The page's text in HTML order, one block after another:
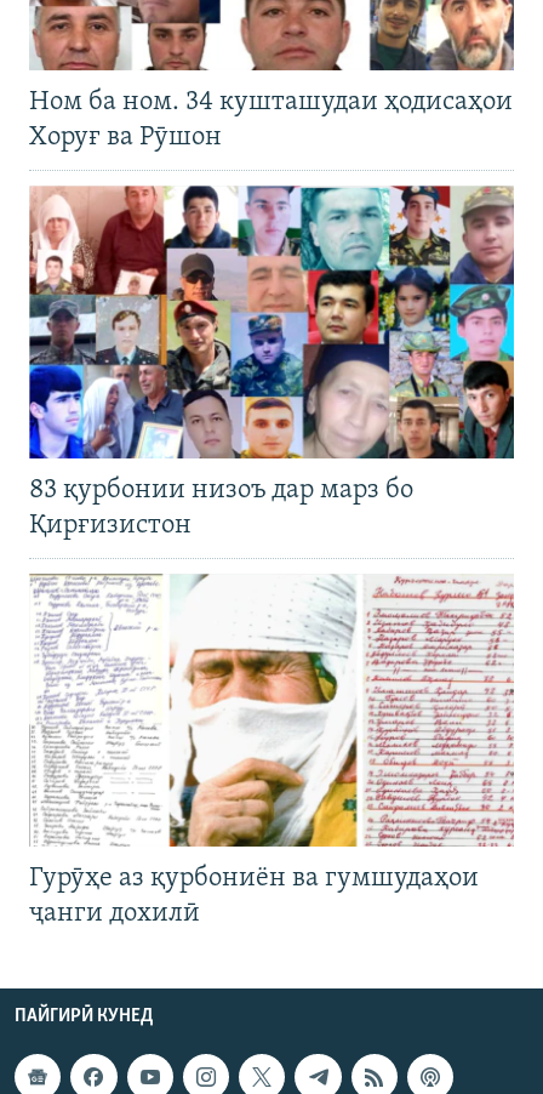
Ном ба ном. 34 кушташудаи ҳодисаҳои
Хоруғ ва Рӯшон
83 қурбонии низоъ дар марз бо
Қирғизистон
Гурӯҳе аз қурбониён ва гумшудаҳои
ҷанги дохилӣ
ПАЙГИРӢ КУНЕД